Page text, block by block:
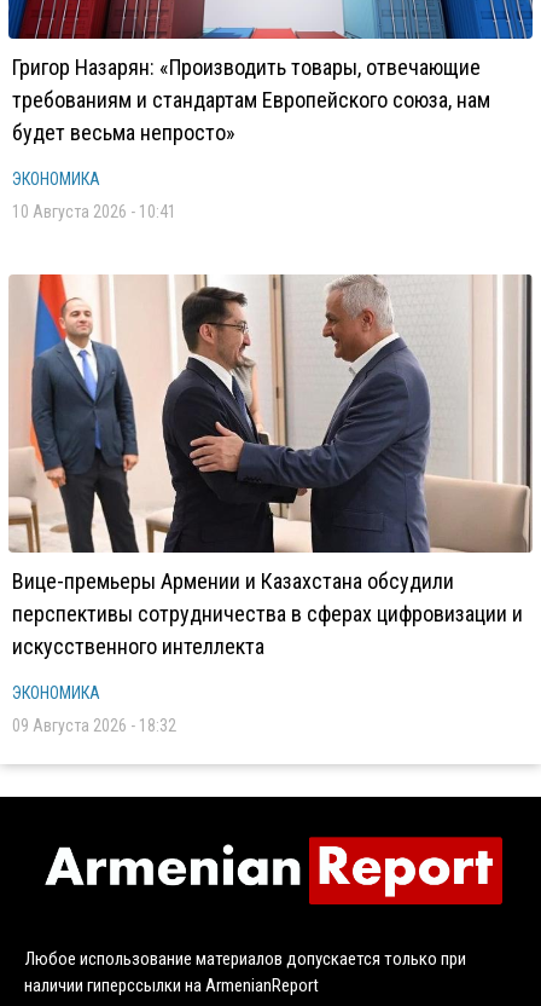
Григор Назарян: «Производить товары, отвечающие
требованиям и стандартам Европейского союза, нам
будет весьма непросто»
ЭКОНОМИКА
10 Августа 2026 - 10:41
Вице-премьеры Армении и Казахстана обсудили
перспективы сотрудничества в сферах цифровизации и
искусственного интеллекта
ЭКОНОМИКА
09 Августа 2026 - 18:32
Любое использование материалов допускается только при
наличии гиперссылки на ArmenianReport